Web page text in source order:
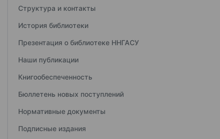
Структура и контакты
История библиотеки
Презентация о библиотеке ННГАСУ
Наши публикации
Книгообеспеченность
Бюллетень новых поступлений
Нормативные документы
Подписные издания